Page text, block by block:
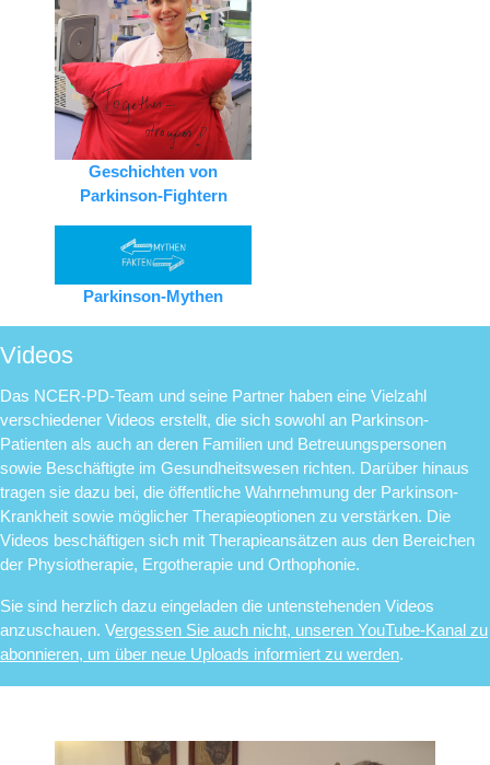
Geschichten von
Parkinson-Fightern
Parkinson-Mythen
Videos
Das NCER-PD-Team und seine Partner haben eine Vielzahl
verschiedener Videos erstellt, die sich sowohl an Parkinson-
Patienten als auch an deren Familien und Betreuungspersonen
sowie Beschäftigte im Gesundheitswesen richten. Darüber hinaus
tragen sie dazu bei, die öffentliche Wahrnehmung der Parkinson-
Krankheit sowie möglicher Therapieoptionen zu verstärken. Die
Videos beschäftigen sich mit Therapieansätzen aus den Bereichen
der Physiotherapie, Ergotherapie und Orthophonie.
Sie sind herzlich dazu eingeladen die untenstehenden Videos
anzuschauen. Vergessen Sie auch nicht, unseren YouTube-Kanal zu
abonnieren, um über neue Uploads informiert zu werden.